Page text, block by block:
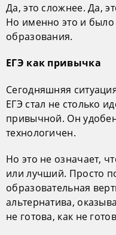
Да, это сложнее. Да,
Но именно это и было
образования.
ЕГЭ как привычка
Сегодняшняя
ЕГЭ стал не столько
привычной. Он
технологичен.
Но это не означает,
или лучший. Просто
образовательная
альтернатива,
не готова, как не